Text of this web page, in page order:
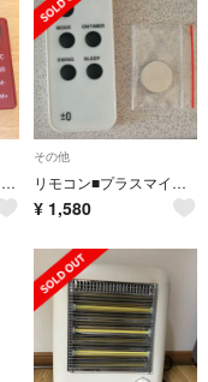
プラスマイナスゼロ 電卓
その他
リモコン■プラスマイナスゼロ 扇風機
¥ 1,580